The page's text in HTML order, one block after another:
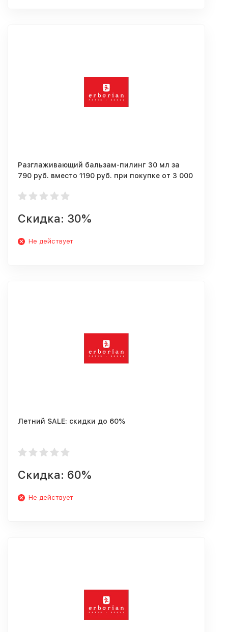
Разглаживающий бальзам-пилинг 30 мл за
790 руб. вместо 1190 руб. при покупке от 3 000
Скидка: 30%
Не действует
Летний SALE: скидки до 60%
Скидка: 60%
Не действует